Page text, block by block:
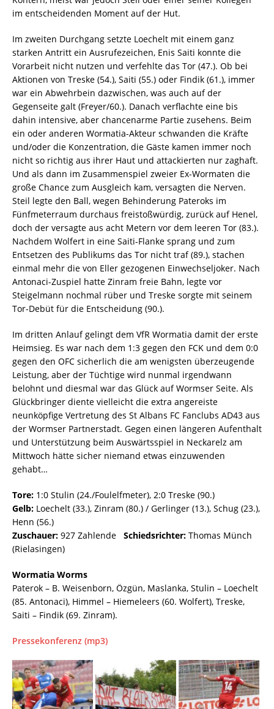
im entscheidenden Moment auf der Hut.
Im zweiten Durchgang setzte Loechelt mit einem ganz
starken Antritt ein Ausrufezeichen, Enis Saiti konnte die
Vorarbeit nicht nutzen und verfehlte das Tor (47.). Ob bei
Aktionen von Treske (54.), Saiti (55.) oder Findik (61.), immer
war ein Abwehrbein dazwischen, was auch auf der
Gegenseite galt (Freyer/60.). Danach verflachte eine bis
dahin intensive, aber chancenarme Partie zusehens. Beim
ein oder anderen Wormatia-Akteur schwanden die Kräfte
und/oder die Konzentration, die Gäste kamen immer noch
nicht so richtig aus ihrer Haut und attackierten nur zaghaft.
Und als dann im Zusammenspiel zweier Ex-Wormaten die
große Chance zum Ausgleich kam, versagten die Nerven.
Steil legte den Ball, wegen Behinderung Pateroks im
Fünfmeterraum durchaus freistoßwürdig, zurück auf Henel,
doch der versagte aus acht Metern vor dem leeren Tor (83.).
Nachdem Wolfert in eine Saiti-Flanke sprang und zum
Entsetzen des Publikums das Tor nicht traf (89.), stachen
einmal mehr die von Eller gezogenen Einwechseljoker. Nach
Antonaci-Zuspiel hatte Zinram freie Bahn, legte vor
Steigelmann nochmal rüber und Treske sorgte mit seinem
Tor-Debüt für die Entscheidung (90.).
Im dritten Anlauf gelingt dem VfR Wormatia damit der erste
Heimsieg. Es war nach dem 1:3 gegen den FCK und dem 0:0
gegen den OFC sicherlich die am wenigsten überzeugende
Leistung, aber der Tüchtige wird nunmal irgendwann
belohnt und diesmal war das Glück auf Wormser Seite. Als
Glückbringer diente vielleicht die extra angereiste
neunköpfige Vertretung des St Albans FC Fanclubs AD43 aus
der Wormser Partnerstadt. Gegen einen längeren Aufenthalt
und Unterstützung beim Auswärtsspiel in Neckarelz am
Mittwoch hätte sicher niemand etwas einzuwenden
gehabt…
Tore: 1:0 Stulin (24./Foulelfmeter), 2:0 Treske (90.)
Gelb: Loechelt (33.), Zinram (80.) / Gerlinger (13.), Schug (23.),
Henn (56.)
Zuschauer: 927 Zahlende Schiedsrichter: Thomas Münch
(Rielasingen)
Wormatia Worms
Paterok – B. Weisenborn, Özgün, Maslanka, Stulin – Loechelt
(85. Antonaci), Himmel – Hiemeleers (60. Wolfert), Treske,
Saiti – Findik (69. Zinram).
Pressekonferenz (mp3)